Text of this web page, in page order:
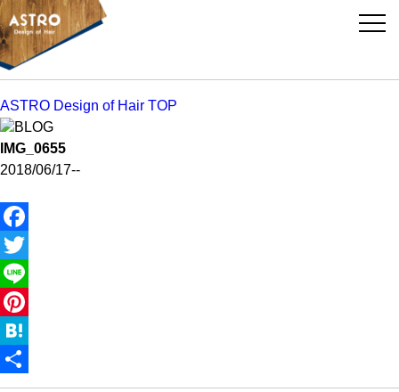
ASTRO Design of Hair TOP
BLOG
IMG_0655
2018/06/17--
Facebook
Twitter
Line
Pinterest
Hatena
共